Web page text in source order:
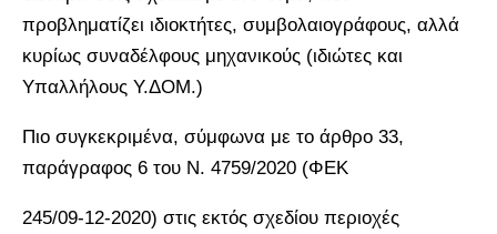
προβληματίζει ιδιοκτήτες, συμβολαιογράφους, αλλά
κυρίως συναδέλφους μηχανικούς (ιδιώτες και
Υπαλλήλους Υ.ΔΟΜ.)
Πιο συγκεκριμένα, σύμφωνα με το άρθρο 33,
παράγραφος 6 του Ν. 4759/2020 (ΦΕΚ
245/09-12-2020) στις εκτός σχεδίου περιοχές